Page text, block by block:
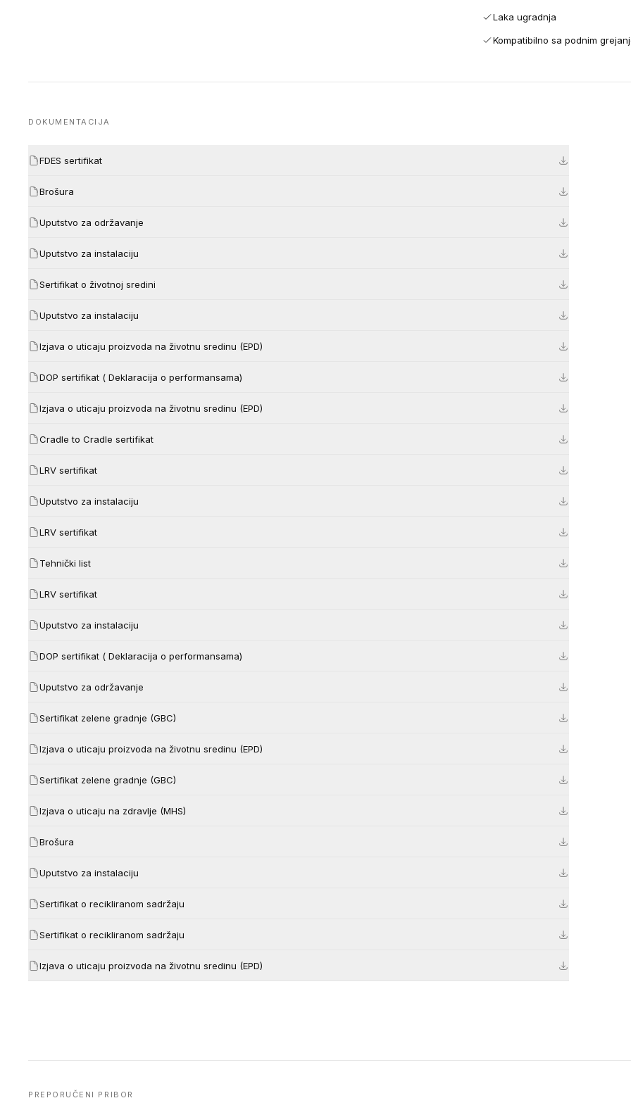
Laka ugradnja
Kompatibilno sa podnim
DOKUMENTACIJA
FDES sertifikat
Brošura
Uputstvo za održavanje
Uputstvo za instalaciju
Sertifikat o životnoj sredini
Uputstvo za instalaciju
Izjava o uticaju proizvoda na životnu sredinu (EPD)
DOP sertifikat ( Deklaracija o performansama)
Izjava o uticaju proizvoda na životnu sredinu (EPD)
Cradle to Cradle sertifikat
LRV sertifikat
Uputstvo za instalaciju
LRV sertifikat
Tehnički list
LRV sertifikat
Uputstvo za instalaciju
DOP sertifikat ( Deklaracija o performansama)
Uputstvo za održavanje
Sertifikat zelene gradnje (GBC)
Izjava o uticaju proizvoda na životnu sredinu (EPD)
Sertifikat zelene gradnje (GBC)
Izjava o uticaju na zdravlje (MHS)
Brošura
Uputstvo za instalaciju
Sertifikat o recikliranom sadržaju
Sertifikat o recikliranom sadržaju
Izjava o uticaju proizvoda na životnu sredinu (EPD)
PREPORUČENI PRIBOR